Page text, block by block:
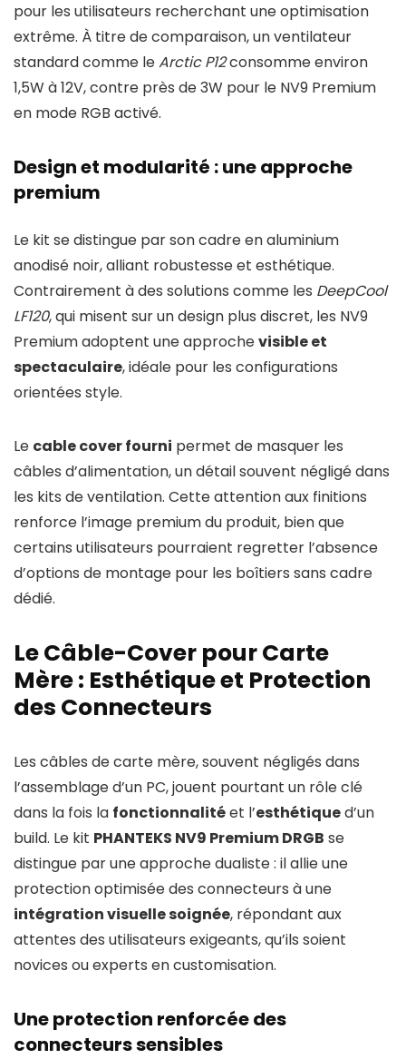
pour les utilisateurs recherchant une optimisation
extrême. À titre de comparaison, un ventilateur
standard comme leArctic P12consomme environ
1,5W à 12V, contre près de 3W pour le NV9 Premium
en mode RGB activé.
Design et modularité : une approche
premium
Le kit se distingue par son cadre en aluminium
anodisé noir, alliant robustesse et esthétique.
Contrairement à des solutions comme les DeepCool
LF120, qui misent sur un design plus discret, les NV9
Premium adoptent une approchevisible et
spectaculaire, idéale pour les configurations
orientées style.
Le cable cover fourni permet de masquer les
câbles d’alimentation, un détail souvent négligé dans
les kits de ventilation. Cette attention aux finitions
renforce l’image premium du produit, bien que
certains utilisateurs pourraient regretter l’absence
d’options de montage pour les boîtiers sans cadre
dédié.
Le Câble-Cover pour Carte
Mère : Esthétique et Protection
des Connecteurs
Les câbles de carte mère, souvent négligés dans
l’assemblage d’un PC, jouent pourtant un rôle clé
dans la fois la fonctionnalitéet l’esthétiqued’un
build. Le kit PHANTEKS NV9 Premium DRGB se
distingue par une approche dualiste : il allie une
protection optimisée des connecteurs à une
intégration visuelle soignée, répondant aux
attentes des utilisateurs exigeants, qu’ils soient
novices ou experts en customisation.
Une protection renforcée des
connecteurs sensibles